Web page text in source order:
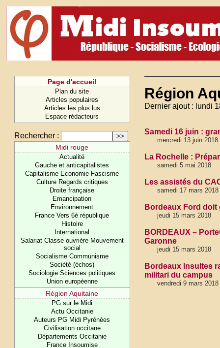
Page d'accueil
Plan du site
Articles populaires
Articles les plus lus
Espace rédacteurs
Rechercher :
Midi rouge
Actualité
Gauche et anticapitalistes
Capitalisme Economie Fascisme
Culture Regards critiques
Droite française
Emancipation
Environnement
France Vers 6è république
Histoire
International
Salariat Classe ouvrière Mouvement
social
Socialisme Communisme
Société (échos)
Sociologie Sciences politiques
Union européenne
Région Aquitaine
PG sur le Midi
Actu Occitanie
Auteurs PG Midi Pyrénées
Civilisation occitane
Départements Occitanie
France Insoumise
Région
Dernier ajout : lundi
Samedi 16 juin :
mercredi 13 juin 2018
La Rochelle :
samedi 5 mai 2018
Les assistés du
samedi 17 mars
Bordeaux Ford doit
jeudi 15 mars 2018
BORDEAUX –
Garonne
jeudi 15 mars 2018
Bordeaux Insultes
militari du campus
vendredi 9 mars 2018